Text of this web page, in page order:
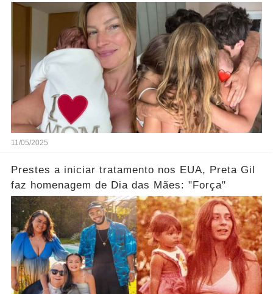
e deixa seguidores curiosos... Ver Mais
11/05/2025
Prestes a iniciar tratamento nos EUA, Preta Gil
faz homenagem de Dia das Mães: "Força"